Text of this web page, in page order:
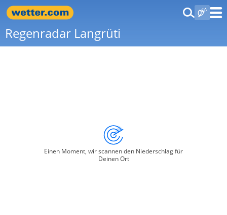
Regenradar Langrüti
Einen Moment, wir scannen den Niederschlag für
Deinen Ort